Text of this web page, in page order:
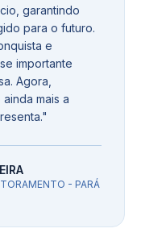
garantindo
para o futuro.
e
importante
Agora,
mais a
"
- PARÁ